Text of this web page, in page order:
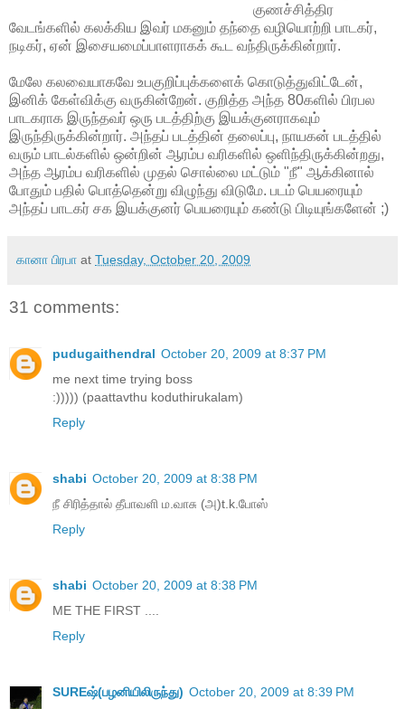
குணச்சித்திர
வேடங்களில் கலக்கிய இவர் மகனும் தந்தை வழியொற்றி பாடகர்,
நடிகர், ஏன் இசையமைப்பாளராகக் கூட வந்திருக்கின்றார்.
மேலே கலவையாகவே உபகுறிப்புக்களைக் கொடுத்துவிட்டேன்,
இனிக் கேள்விக்கு வருகின்றேன். குறித்த அந்த 80களில் பிரபல
பாடகராக இருந்தவர் ஒரு படத்திற்கு இயக்குனராகவும்
இருந்திருக்கின்றார். அந்தப் படத்தின் தலைப்பு, நாயகன் படத்தில்
வரும் பாடல்களில் ஒன்றின் ஆரம்ப வரிகளில் ஒளிந்திருக்கின்றது,
அந்த ஆரம்ப வரிகளில் முதல் சொல்லை மட்டும் "நீ" ஆக்கினால்
போதும் பதில் பொத்தென்று விழுந்து விடுமே. படம் பெயரையும்
அந்தப் பாடகர் சக இயக்குனர் பெயரையும் கண்டு பிடியுங்களேன் ;)
கானா பிரபா at Tuesday, October 20, 2009
31 comments:
pudugaithendral October 20, 2009 at 8:37 PM
me next time trying boss
:))))) (paattavthu koduthirukalam)
Reply
shabi October 20, 2009 at 8:38 PM
நீ சிரித்தால் தீபாவளி ம.வாசு (அ)t.k.போஸ்
Reply
shabi October 20, 2009 at 8:38 PM
ME THE FIRST ....
Reply
SUREஷ்(பழனியிலிருந்து) October 20, 2009 at 8:39 PM